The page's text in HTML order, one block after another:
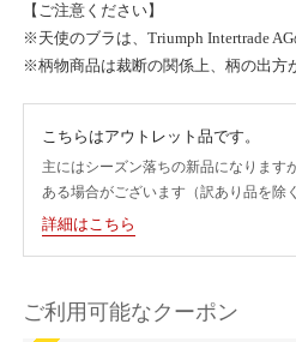
【ご注意ください】
※天使のブラは、Triumph Intertrade AG
※柄物商品は裁断の関係上、柄の出方
こちらはアウトレット品です。
主にはシーズン落ちの新品になります
ある場合がございます（訳あり品を除
詳細はこちら
ご利用可能なクーポン